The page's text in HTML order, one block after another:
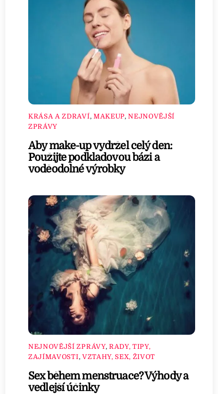
KRÁSA A ZDRAVÍ, MAKEUP,NEJNOVĚJŠÍ
ZPRÁVY
Aby make-up vydržel celý den:
Použijte podkladovou bázi a
voděodolné výrobky
NEJNOVĚJŠÍ ZPRÁVY, RADY, TIPY,
ZAJÍMAVOSTI, VZTAHY, SEX, ŽIVOT
Sex během menstruace? Výhody a
vedlejší účinky